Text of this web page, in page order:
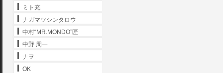
ミト充
ナガマツシンタロウ
中村“MR.MONDO”匠
中野 周一
ナヲ
OK